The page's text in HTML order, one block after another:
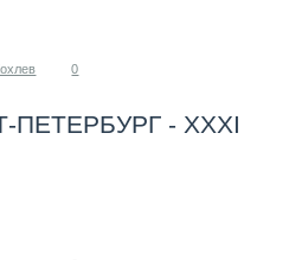
0
- XXXI